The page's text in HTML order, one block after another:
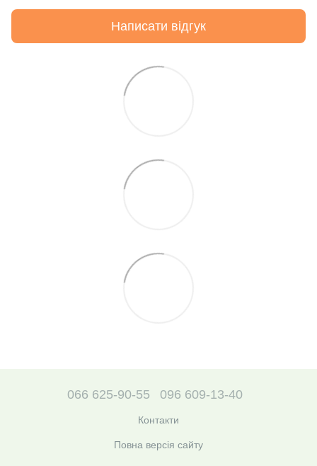
Написати відгук
066 625-90-55 096 609-13-40
Контакти
Повна версія сайту